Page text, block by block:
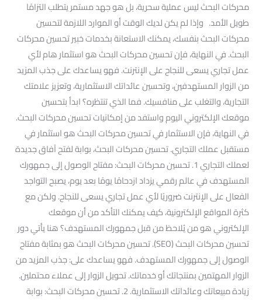
محركات البحث ليس عملية سحرية، بل هو جهد مستمر يتطلب التزامًا
طويل الأمد. وإذا لم يكن لديك الوقت أو الموارد اللازمة لتحسين
محركات البحث بنفسك، يمكنك الاستعانة بخدمات خبير تحسين محركات
البحث. في النهاية، فإن تحسين محركات البحث هو استثمار هام لأي
عمل تجاري يسعى للنجاح على الإنترنت. فهو يساعدك على جذب المزيد
من الزوار المستهدفين، وتحسين عائداتك الاستثمارية، وتعزيز علامتك
التجارية، والتغلب على منافسيك. فما الذي تنتظره؟ ابدأ بتحسين
موقعك الإلكتروني اليوم واستفد من إمكانيات تحسين محركات البحث.
في النهاية، فإن الاستثمار في تحسين محركات البحث هو استثمار في
مستقبل عملك التجاري. تحسين محركات البحث، بوابة لفتح آفاق جديدة
لعملك التجاري 1. تحسين محركات البحث: مفتاح الوصول إلى جمهورك
المستهدف في عالم رقمي يزداد ازدحامًا يومًا بعد يوم، يصبح التواجد
الفعال على الإنترنت ضروريًا لأي عمل تجاري يسعى للنجاح. ولكن مع
كثرة المواقع الإلكترونية، كيف يمكنك التأكد من أن موقعك
الإلكتروني هو من يُلاحظ من قبل جمهورك المستهدف؟ هنا يأتي دور
تحسين محركات البحث (SEO). تحسين محركات البحث هو بمثابة مفتاح
الوصول إلى جمهورك المستهدف. فهو يساعدك على: جذب المزيد من
الزوار المهتمين بمنتجاتك أو خدماتك. تحويل الزوار إلى عملاء محتملين.
زيادة مبيعاتك وعائداتك الاستثمارية. 2. تحسين محركات البحث: بوابة